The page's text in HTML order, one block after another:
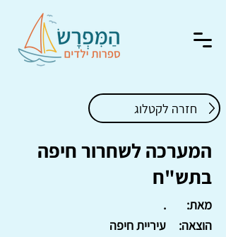
חזרה לקטלוג
המערכה לשחרור חיפה
בתש"ח
.
מאת:
עיריית חיפה
הוצאה: